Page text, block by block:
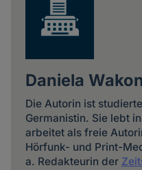
Daniela
Die Autorin ist
Germanistin. Sie lebt
arbeitet als freie
Hörfunk- und Print-
a. Redakteurin der